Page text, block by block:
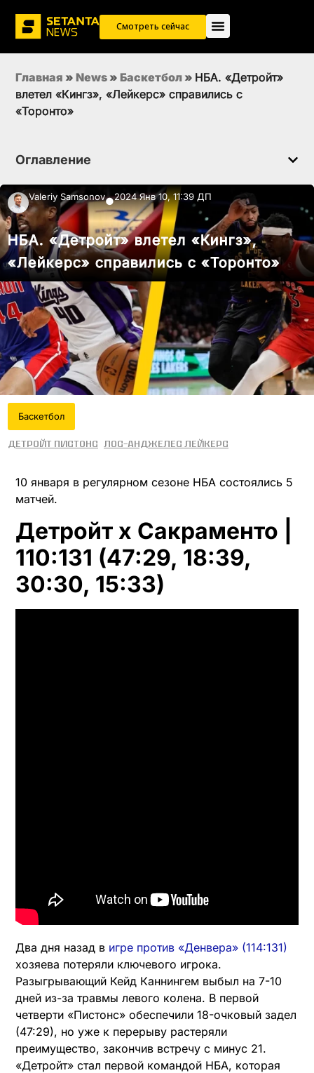
Смотреть сейчас
Главная » News » Баскетбол » НБА. «Детройт»
влетел «Кингз», «Лейкерс» справились с
«Торонто»
Оглавление
Valeriy Samsonov●2024 Янв 10, 11:39 ДП
НБА. «Детройт» влетел «Кингз»,
«Лейкерс» справились с «Торонто»
Баскетбол
Детройт Пистонс Лос-Анджелес Лейкерс
10 января в регулярном сезоне НБА состоялись 5
матчей.
Детройт x Сакраменто |
110:131 (47:29, 18:39,
30:30, 15:33)
Два дня назад в игре против «Денвера» (114:131)
хозяева потеряли ключевого игрока.
Разыгрывающий Кейд Каннингем выбыл на 7-10
дней из-за травмы левого колена. В первой
четверти «Пистонс» обеспечили 18-очковый задел
(47:29), но уже к перерыву растеряли
преимущество, закончив встречу с минус 21.
«Детройт» стал первой командой НБА, которая